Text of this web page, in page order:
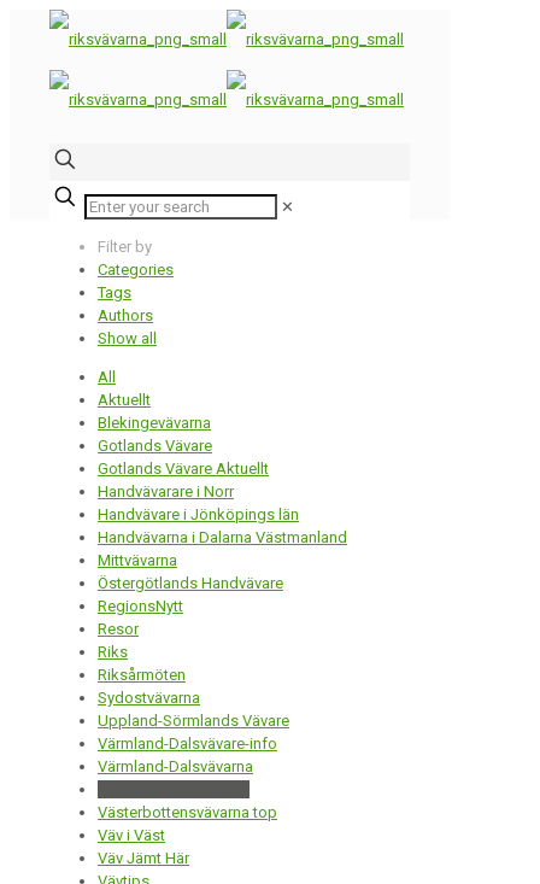
✕
Filter by
Categories
Tags
Authors
Show all
All
Aktuellt
Blekingevävarna
Gotlands Vävare
Gotlands Vävare Aktuellt
Handvävarare i Norr
Handvävare i Jönköpings län
Handvävarna i Dalarna Västmanland
Mittvävarna
Östergötlands Handvävare
RegionsNytt
Resor
Riks
Riksårmöten
Sydostvävarna
Uppland-Sörmlands Vävare
Värmland-Dalsvävare-info
Värmland-Dalsvävarna
Västerbottensvävarna top
Väv i Väst
Väv Jämt Här